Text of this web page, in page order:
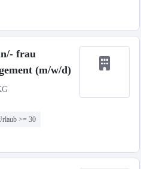
frau
(m/w/d)
>= 30